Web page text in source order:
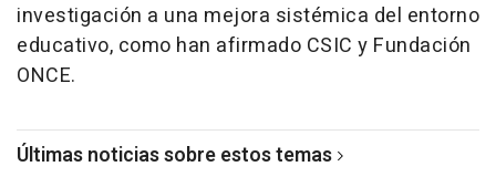
investigación a una mejora sistémica del entorno
educativo, como han afirmado CSIC y Fundación
ONCE.
Últimas noticias sobre estos temas